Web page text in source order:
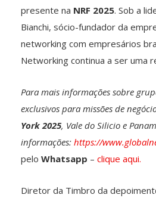
presente na NRF 2025. Sob a
Bianchi, sócio-fundador da
networking com empresários
Networking continua a ser uma
Para mais informações sobre
exclusivos para missões de
York 2025, Vale do Silicio e
informações: https://
pelo Whatsapp – clique aqui.
Diretor da Timbro da